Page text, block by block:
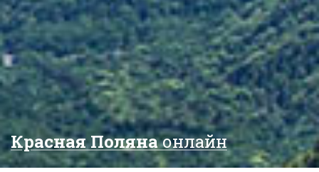
Красная Полянаонлайн